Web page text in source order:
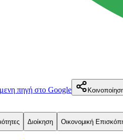
πηγή στο Google
Διοίκηση Οικονομική